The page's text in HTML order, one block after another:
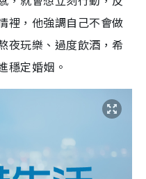
裡，他強調自己不會做
夜玩樂、過度飲酒，希
穩定婚姻。